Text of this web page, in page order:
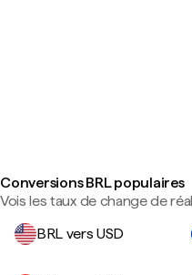
Conversions BRL populaires
Vois les taux de change de
BRL vers USD